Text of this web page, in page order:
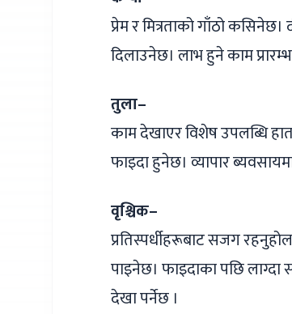
प्रेम र मित्रताको गाँठो
दिलाउनेछ। लाभ हुने काम
तुला–
काम देखाएर विशेष उपलब्धि
फाइदा हुनेछ। व्यापार
वृश्चिक–
प्रतिस्पर्धीहरूबाट सजग
पाइनेछ। फाइदाका पछि
देखा पर्नेछ ।